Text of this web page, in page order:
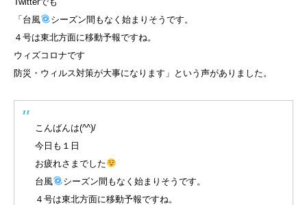
「台風
シーズン間もなく始まりそうです。
４号は東北方面に移動予報ですね。
ウィズコロナです
防災・ウィルス対策が大事になります」という声がありました。
こんばんは(^^)/
今日も１日
お疲れさまでした
台風
シーズン間もなく始まりそうです。
４号は東北方面に移動予報ですね。